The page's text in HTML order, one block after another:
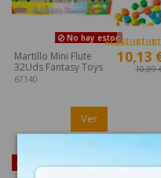
No hay estoc
Martillo Mini Flute
32Uds Fantasy Toys
67140
10,13
10,89
starstarstar
Ver
-7%